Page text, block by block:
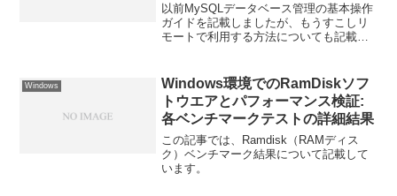
以前MySQLデータベース管理の基本操作
ガイドを記載しましたが、もうすこしリ
モートで利用する方法についても記載す
データベースにアクセスできるようにユ
ーザーを設定する...
Windows
Windows環境でのRamDiskソフ
トウエアとパフォーマンス検証:
各ベンチマークテストの詳細結果
この記事では、Ramdisk（RAMディス
ク）ベンチマーク結果について記載して
います。